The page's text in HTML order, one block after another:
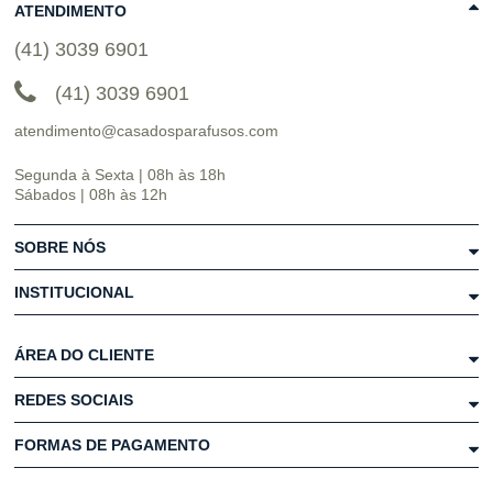
ATENDIMENTO
(41) 3039 6901
(41) 3039 6901
atendimento@casadosparafusos.com
Segunda à Sexta | 08h às 18h
Sábados | 08h às 12h
SOBRE NÓS
INSTITUCIONAL
ÁREA DO CLIENTE
REDES SOCIAIS
FORMAS DE PAGAMENTO